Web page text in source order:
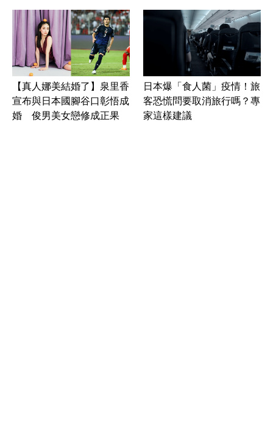
【真人娜美結婚了】泉里香
宣布與日本國腳谷口彰悟成
婚 俊男美女戀修成正果
日本爆「食人菌」疫情！旅
客恐慌問要取消旅行嗎？專
家這樣建議